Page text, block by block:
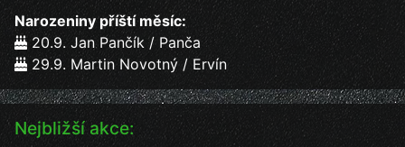
Narozeniny příští měsíc:
20.9. Jan Pančík / Panča
29.9. Martin Novotný / Ervín
Nejbližší akce: